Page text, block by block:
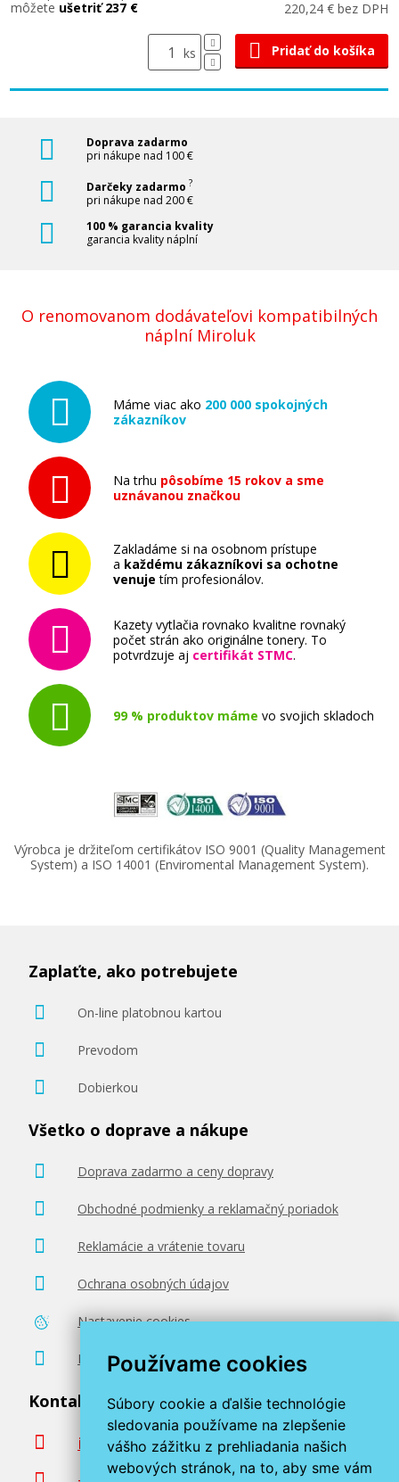
Používame cookies
Súbory cookie a ďalšie technológie
sledovania používame na zlepšenie
vášho zážitku z prehliadania našich
webových stránok, na to, aby sme vám
môžete ušetriť 237 € 220,24 € bez DPH
ks Pridať do košíka
Doprava zadarmo
pri nákupe nad 100 €
Darčeky zadarmo ?
pri nákupe nad 200 €
100 % garancia kvality
garancia kvality náplní
O renomovanom dodávateľovi kompatibilných
náplní Miroluk
Máme viac ako 200 000 spokojných
zákazníkov
Na trhu pôsobíme 15 rokov a sme
uznávanou značkou
Zakladáme si na osobnom prístupe
a každému zákazníkovi sa ochotne
venuje tím profesionálov.
Kazety vytlačia rovnako kvalitne rovnaký
počet strán ako originálne tonery. To
potvrdzuje aj certifikát STMC.
99 % produktov máme vo svojich skladoch
Výrobca je držiteľom certifikátov ISO 9001 (Quality Management
System) a ISO 14001 (Enviromental Management System).
Zaplaťte, ako potrebujete
On-line platobnou kartou
Prevodom
Dobierkou
Všetko o doprave a nákupe
Doprava zadarmo a ceny dopravy
Obchodné podmienky a reklamačný poriadok
Reklamácie a vrátenie tovaru
Ochrana osobných údajov
Nastavenie cookies
Poradenstvo zadarmo
Kontaktujte nás
info@miroluk.sk